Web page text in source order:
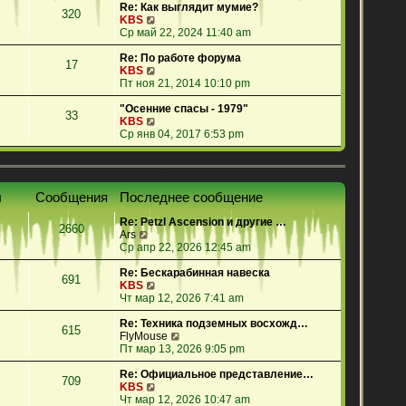
е
т
и
к
о
с
л
д
н
м
у
с
о
б
щ
е
н
ю
320
Re: Как выглядит мумие?
KBS
е
р
е
т
и
к
о
с
е
д
н
м
у
с
о
о
щ
е
н
и
ю
Ср май 22, 2024 11:40 am
17
Re: По работе форума
KBS
е
р
е
т
и
п
о
с
е
д
н
е
м
с
о
о
б
щ
е
н
ю
Пт ноя 21, 2014 10:10 pm
33
"Осенние спасы - 1979"
KBS
е
р
й
т
и
п
о
с
л
е
н
е
м
у
с
о
о
щ
Ср янв 04, 2017 6:53 pm
Сообщения Последнее сообщение
2660
Re: Petzl Ascension и другие …
Ars
П
е
р
е
й
т
и
к
п
о
с
л
е
д
Ср апр 22, 2026 12:45 am
691
Re: Бескарабинная навеска
KBS
е
р
е
й
т
и
к
о
Чт мар 12, 2026 7:41 am
615
Re: Техника подземных восхожд…
FlyMouse
е
р
е
т
Пт мар 13, 2026 9:05 pm
709
Re: Официальное представление…
KBS
е
Чт мар 12, 2026 10:47 am